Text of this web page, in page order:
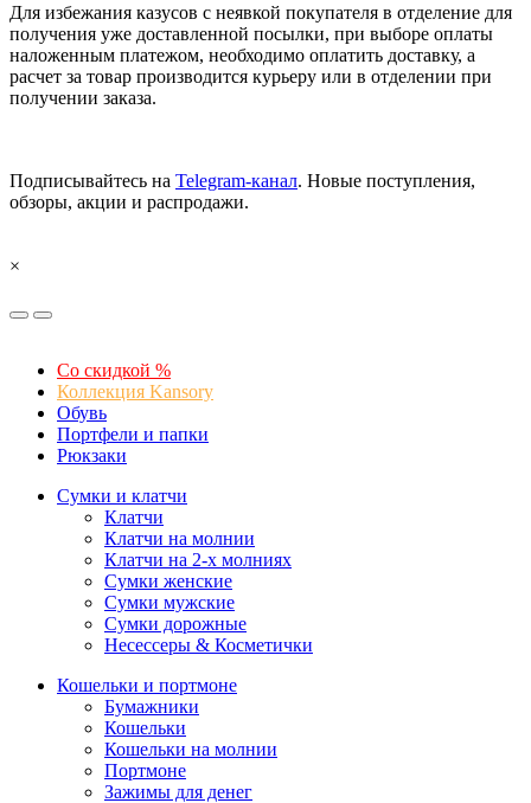
Для избежания казусов с неявкой покупателя в отделение для
получения уже доставленной посылки, при выборе оплаты
наложенным платежом, необходимо оплатить доставку, а
расчет за товар производится курьеру или в отделении при
получении заказа.
Подписывайтесь на Telegram-канал. Новые поступления,
обзоры, акции и распродажи.
×
Со скидкой %
Коллекция Kansory
Обувь
Портфели и папки
Рюкзаки
Сумки и клатчи
Клатчи
Клатчи на молнии
Клатчи на 2-х молниях
Сумки женские
Сумки мужские
Сумки дорожные
Несессеры & Косметички
Кошельки и портмоне
Бумажники
Кошельки
Кошельки на молнии
Портмоне
Зажимы для денег